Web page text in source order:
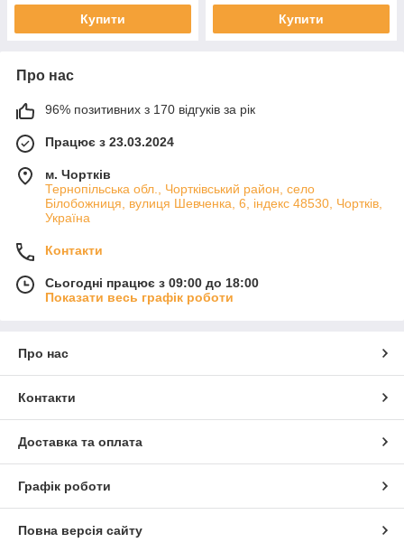
Купити Купити
Про нас
96% позитивних з 170 відгуків за рік
Працює з 23.03.2024
м. Чортків
Тернопільська обл., Чортківський район, село
Білобожниця, вулиця Шевченка, 6, індекс 48530, Чортків,
Україна
Контакти
Сьогодні працює з 09:00 до 18:00
Показати весь графік роботи
Про нас
Контакти
Доставка та оплата
Графік роботи
Повна версія сайту